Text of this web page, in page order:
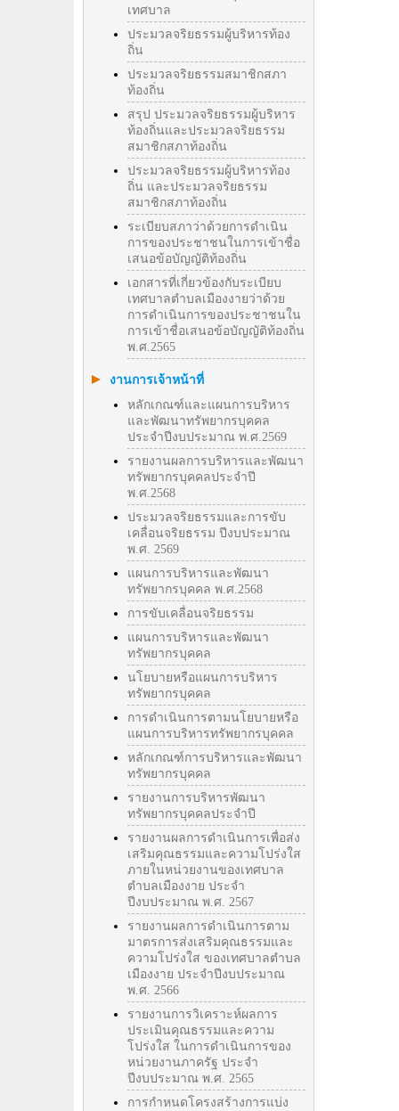
เทศบาล
ประมวลจริยธรรมผู้บริหารท้อง
ถิ่น
ประมวลจริยธรรมสมาชิกสภา
ท้องถิ่น
สรุป ประมวลจริยธรรมผู้บริหาร
ท้องถิ่นและประมวลจริยธรรม
สมาชิกสภาท้องถิ่น
ประมวลจริยธรรมผู้บริหารท้อง
ถิ่น และประมวลจริยธรรม
สมาชิกสภาท้องถิ่น
ระเบียบสภาว่าด้วยการดำเนิน
การของประชาชนในการเข้าชื่อ
เสนอข้อบัญญัติท้องถิ่น
เอกสารที่เกี่ยวข้องกับระเบียบ
เทศบาลตำบลเมืองงายว่าด้วย
การดำเนินการของประชาชนใน
การเข้าชื่อเสนอข้อบัญญัติท้องถิ่น
พ.ศ.2565
งานการเจ้าหน้าที่
หลักเกณฑ์และแผนการบริหาร
และพัฒนาทรัพยากรบุคคล
ประจำปีงบประมาณ พ.ศ.2569
รายงานผลการบริหารและพัฒนา
ทรัพยากรบุคคลประจำปี
พ.ศ.2568
ประมวลจริยธรรมและการขับ
เคลื่อนจริยธรรม ปีงบประมาณ
พ.ศ. 2569
แผนการบริหารและพัฒนา
ทรัพยากรบุคคล พ.ศ.2568
การขับเคลื่อนจริยธรรม
แผนการบริหารและพัฒนา
ทรัพยากรบุคคล
นโยบายหรือแผนการบริหาร
ทรัพยากรบุคคล
การดำเนินการตามนโยบายหรือ
แผนการบริหารทรัพยากรบุคคล
หลักเกณฑ์การบริหารและพัฒนา
ทรัพยากรบุคคล
รายงานการบริหารพัฒนา
ทรัพยากรบุคคลประจำปี
รายงานผลการดำเนินการเพื่อส่ง
เสริมคุณธรรมและความโปร่งใส
ภายในหน่วยงานของเทศบาล
ตำบลเมืองงาย ประจำ
ปีงบประมาณ พ.ศ. 2567
รายงานผลการดำเนินการตาม
มาตรการส่งเสริมคุณธรรมและ
ความโปร่งใส ของเทศบาลตำบล
เมืองงาย ประจำปีงบประมาณ
พ.ศ. 2566
รายงานการวิเคราะห์ผลการ
ประเมินคุณธรรมและความ
โปร่งใส ในการดำเนินการของ
หน่วยงานภาครัฐ ประจำ
ปีงบประมาณ พ.ศ. 2565
การกำหนดโครงสร้างการแบ่ง